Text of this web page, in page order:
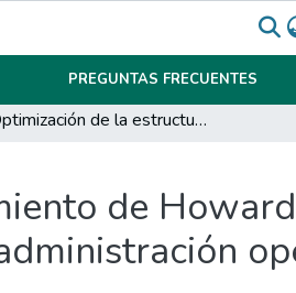
PREGUNTAS FRECUENTES
Optimización de la estructura de financiamiento de Howard Johnson Plaza Villa Carlos Paz: Un enfoque en su administración operativa
de